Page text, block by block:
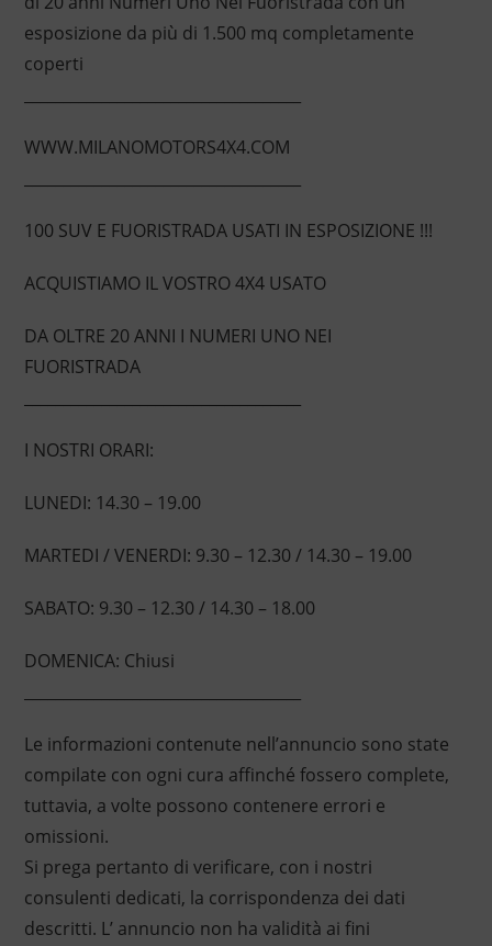
esposizione da più di 1.500 mq completamente
coperti
WWW.MILANOMOTORS4X4.COM
100 SUV E FUORISTRADA USATI IN ESPOSIZIONE !!!
ACQUISTIAMO IL VOSTRO 4X4 USATO
DA OLTRE 20 ANNI I NUMERI UNO NEI
FUORISTRADA
I NOSTRI ORARI:
LUNEDI: 14.30 – 19.00
MARTEDI / VENERDI: 9.30 – 12.30 / 14.30 – 19.00
SABATO: 9.30 – 12.30 / 14.30 – 18.00
DOMENICA: Chiusi
Le informazioni contenute nell’annuncio sono state
compilate con ogni cura affinché fossero complete,
tuttavia, a volte possono contenere errori e
omissioni.
Si prega pertanto di verificare, con i nostri
consulenti dedicati, la corrispondenza dei dati
descritti. L’ annuncio non ha validità ai fini